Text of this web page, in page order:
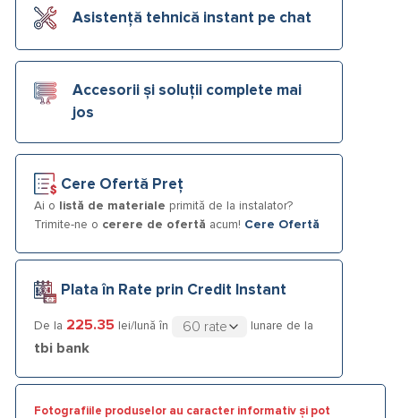
Asistență tehnică instant pe chat
Accesorii și soluții complete mai
jos
Cere Ofertă Preț
Ai o listă de materiale primită de la instalator?
Trimite-ne o cerere de ofertă acum! Cere Ofertă
Plata în Rate prin Credit Instant
De la 225.35 lei/lună în lunare de la
tbi bank
Fotografiile produselor au caracter informativ și pot